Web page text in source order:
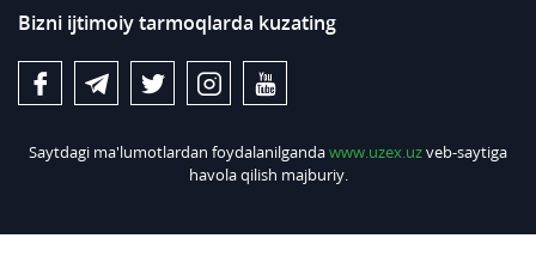
Bizni ijtimoiy tarmoqlarda kuzating
Saytdagi ma'lumotlardan foydalanilgandawww.uzex.uzveb-saytiga
havola qilish majburiy.